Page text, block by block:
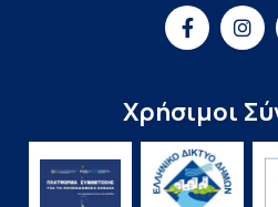
Χρήσιμοι